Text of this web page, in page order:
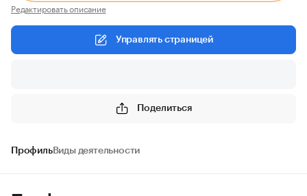
Редактировать описание
Управлять страницей
Поделиться
ПрофильВиды деятельности